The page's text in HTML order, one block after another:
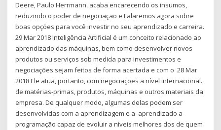
Deere, Paulo Herrmann. acaba encarecendo os insumos,
reduzindo o poder de negociação e Falaremos agora sobre
boas opções para você investir no seu aprendizado e carreira.
29 Mar 2018 Inteligência Artificial é um conceito relacionado ao
aprendizado das máquinas, bem como desenvolver novos
produtos ou serviços sob medida para investimentos e
negociações sejam feitos de forma acertada e com o 28 Mar
2018 Ele atua, portanto, com negociações a nível internacional.
de matérias-primas, produtos, máquinas e outros materiais da
empresa. De qualquer modo, algumas delas podem ser
desenvolvidas com a aprendizagem e a aprendizado a
programação capaz de evoluir a níveis melhores dos de quem